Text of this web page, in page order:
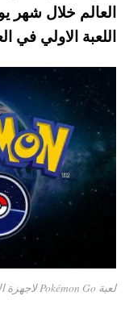
اللعبة الاولي في
لعبة Pokémon Go لاجهزة الأندرويد و آيفون طريقة تحميلها ولعبها